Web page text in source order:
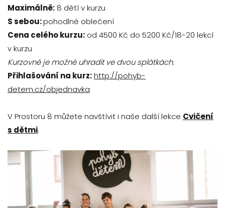
Maximálně: 8 dětí v kurzu
S sebou:pohodlné oblečení
Cena celého kurzu: od 4500 Kč do 5200 Kč/18-20 lekcí
v kurzu
Kurzovné je možné uhradit ve dvou splátkách.
Přihlašování na kurz:http://pohyb-
detem.cz/objednavka
V Prostoru 8 můžete navštívit i naše další lekce Cvičení
s dětmi.